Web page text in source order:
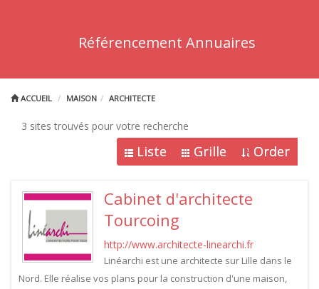
Référencement Annuaires
ACCUEIL MAISON ARCHITECTE
3 sites trouvés pour votre recherche
Liste Grille Order
Cabinet d'architecte
Tourcoing
http://www.architecte-linearchi.fr
Linéarchi est une architecte sur Lille dans le
Nord. Elle réalise vos plans pour la construction d'une maison,